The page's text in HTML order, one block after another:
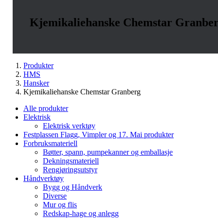
Kjemikaliehanske Chemstar
Produkter
HMS
Hansker
Kjemikaliehanske Chemstar Granberg
Alle produkter
Elektrisk
Elektrisk verktøy
Festplassen Flagg, Vimpler og 17. Mai produkter
Forbruksmateriell
Bøtter, spann, pumpekanner og emballasje
Dekningsmateriell
Rengjøringsutstyr
Håndverktøy
Bygg og Håndverk
Diverse
Mur og flis
Redskap-hage og anlegg